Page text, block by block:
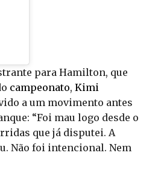
para Hamilton, que
campeonato, Kimi
a um movimento antes
“Foi mau logo desde o
que já disputei. A
Não foi intencional. Nem